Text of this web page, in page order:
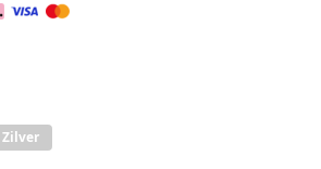
Zilver